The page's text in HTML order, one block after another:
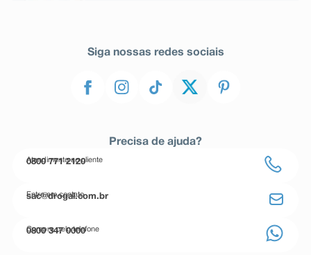
Siga nossas redes sociais
Precisa de ajuda?
Atendimento ao cliente
0800 771 2120
Entre em contato
sac@drogal.com.br
Compre pelo telefone
0800 347 0000